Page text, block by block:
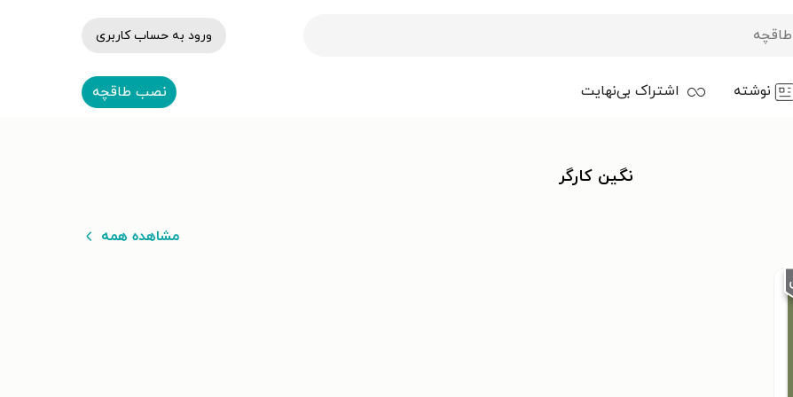
ورود به حساب کاربری
نوشته اشتراک بی‌نهایت نصب طاقچه
نگین کارگر
مشاهده همه